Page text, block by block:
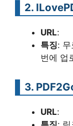
2.
URL:
특징:
번에 업
3.
URL: